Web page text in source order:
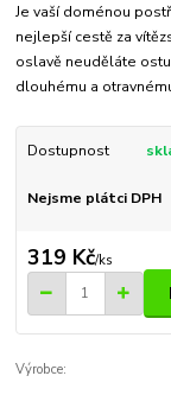
Je vaší doménou
nejlepší cestě za
oslavě neuděláte
dlouhému a
Dostupnost
Nejsme plátci DPH
319 Kč/ks
Výrobce: